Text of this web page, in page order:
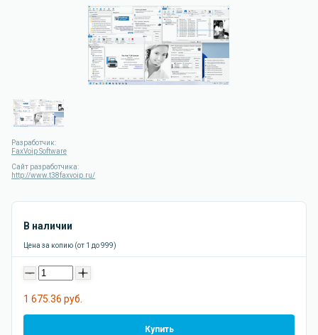
Разработчик:
FaxVoip Software
Сайт разработчика:
http://www.t38faxvoip.ru/
В наличии
Цена за копию (от 1 до 999)
- +
1 675.36 руб.
Купить